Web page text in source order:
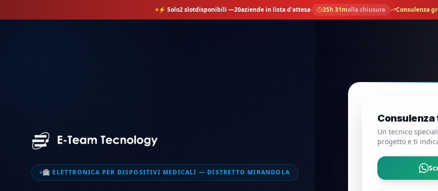
⚡ Solo2slotdisponibili —20aziende in lista d'attesa· 25h 31malla chiusura Consulenza
🏥 ELETTRONICA PER DISPOSITIVI MEDICALI — DISTRETTO MIRANDOLA
Un tecnico
progetto e ti